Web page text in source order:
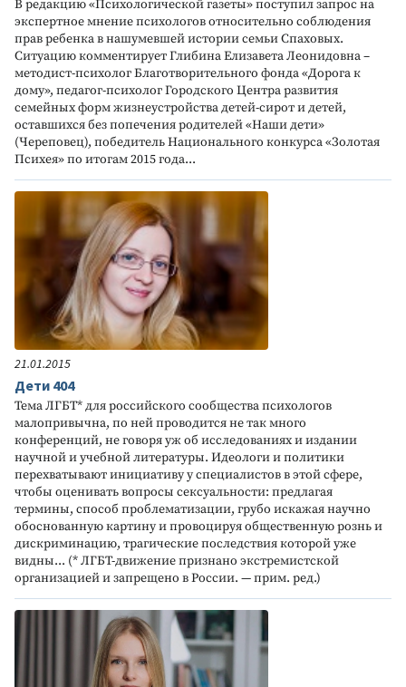
В редакцию «Психологической газеты» поступил запрос на
экспертное мнение психологов относительно соблюдения
прав ребенка в нашумевшей истории семьи Спаховых.
Ситуацию комментирует Глибина Елизавета Леонидовна –
методист-психолог Благотворительного фонда «Дорога к
дому», педагог-психолог Городского Центра развития
семейных форм жизнеустройства детей-сирот и детей,
оставшихся без попечения родителей «Наши дети»
(Череповец), победитель Национального конкурса «Золотая
Психея» по итогам 2015 года...
21.01.2015
Дети 404
Тема ЛГБТ* для российского сообщества психологов
малопривычна, по ней проводится не так много
конференций, не говоря уж об исследованиях и издании
научной и учебной литературы. Идеологи и политики
перехватывают инициативу у специалистов в этой сфере,
чтобы оценивать вопросы сексуальности: предлагая
термины, способ проблематизации, грубо искажая научно
обоснованную картину и провоцируя общественную рознь и
дискриминацию, трагические последствия которой уже
видны... (* ЛГБТ-движение признано экстремистской
организацией и запрещено в России. — прим. ред.)